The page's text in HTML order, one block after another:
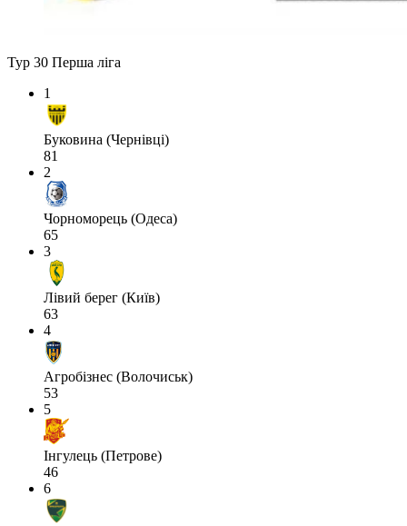
Тур 30 Перша ліга
1
Буковина (Чернівці)
81
2
Чорноморець (Одеса)
65
3
Лівий берег (Київ)
63
4
Агробізнес (Волочиськ)
53
5
Інгулець (Петрове)
46
6